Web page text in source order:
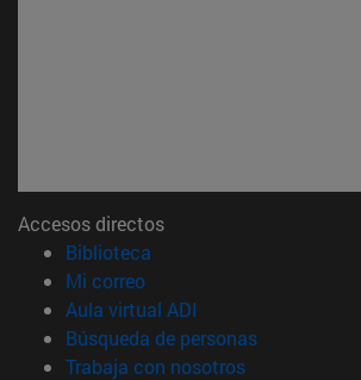
Accesos directos
Biblioteca
Mi correo(abre en nueva ventana)
Aula virtual ADI
Búsqueda de personas(abre en
Trabaja con nosotros(abre en